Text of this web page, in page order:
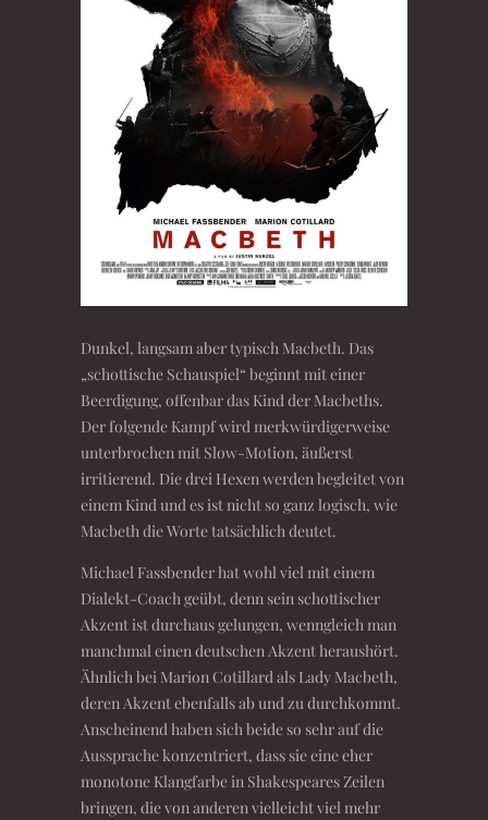
Dunkel, langsam aber typisch Macbeth. Das
„schottische Schauspiel“ beginnt mit einer
Beerdigung, offenbar das Kind der Macbeths.
Der folgende Kampf wird merkwürdigerweise
unterbrochen mit Slow-Motion, äußerst
irritierend. Die drei Hexen werden begleitet von
einem Kind und es ist nicht so ganz logisch, wie
Macbeth die Worte tatsächlich deutet.
Michael Fassbender hat wohl viel mit einem
Dialekt-Coach geübt, denn sein schottischer
Akzent ist durchaus gelungen, wenngleich man
manchmal einen deutschen Akzent heraushört.
Ähnlich bei Marion Cotillard als Lady Macbeth,
deren Akzent ebenfalls ab und zu durchkommt.
Anscheinend haben sich beide so sehr auf die
Aussprache konzentriert, dass sie eine eher
monotone Klangfarbe in Shakespeares Zeilen
bringen, die von anderen vielleicht viel mehr